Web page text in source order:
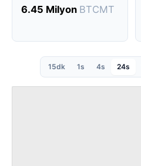
6.45 Milyon BTCMT
15dk 1s 4s 24s